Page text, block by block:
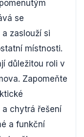
se
zaslouží si
místnosti.
důležitou roli v
Zapomeňte
a chytrá řešení
a funkční